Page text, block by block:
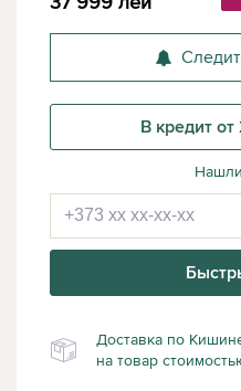
В кредит
Доставка по
на товар